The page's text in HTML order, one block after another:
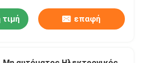
τη μηχανή
επαφή